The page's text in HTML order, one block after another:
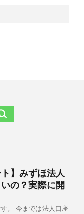
】みずほ法人
の？実際に開
。 今までは法人口座